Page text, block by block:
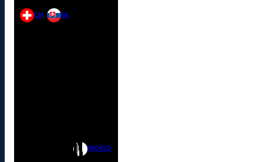
CH SK
WORLD